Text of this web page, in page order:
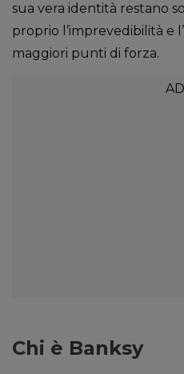
sua vera identità restano
proprio l’imprevedibilità e
maggiori punti di forza.
Chi è Banksy